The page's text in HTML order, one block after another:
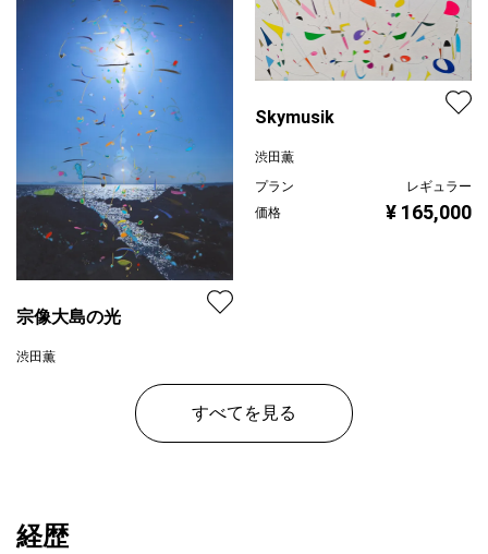
宗像大島の光
渋田薫
レンタル不可
¥ 77,000
Skymusik
渋田薫
プラン
レギュラー
価格
¥ 165,000
すべてを見る
経歴